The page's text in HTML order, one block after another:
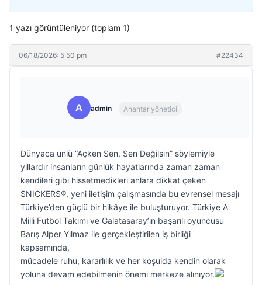
1 yazı görüntüleniyor (toplam 1)
06/18/2026: 5:50 pm #22434
A admin Anahtar yönetici
Dünyaca ünlü “Açken Sen, Sen Değilsin” söylemiyle
yıllardır insanların günlük hayatlarında zaman zaman
kendileri gibi hissetmedikleri anlara dikkat çeken
SNICKERS®, yeni iletişim çalışmasında bu evrensel mesajı
Türkiye’den güçlü bir hikâye ile buluşturuyor. Türkiye A
Milli Futbol Takımı ve Galatasaray’ın başarılı oyuncusu
Barış Alper Yılmaz ile gerçekleştirilen iş birliği
kapsamında,
mücadele ruhu, kararlılık ve her koşulda kendin olarak
yoluna devam edebilmenin önemi merkeze alınıyor.